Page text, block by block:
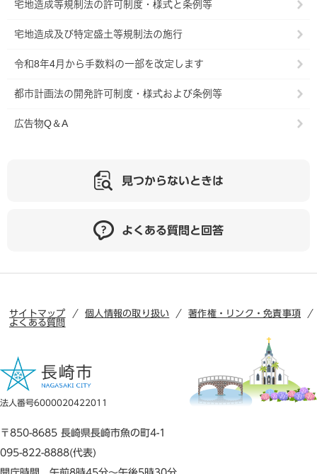
宅地造成等規制法の許可制度・様式と条例等
宅地造成及び特定盛土等規制法の施行
令和8年4月から手数料の一部を改定します
都市計画法の開発許可制度・様式および条例等
広告物Q＆A
見つからないときは
よくある質問と回答
サイトマップ 個人情報の取り扱い
著作権・リンク・免責事項
よくある質問
法人番号6000020422011
〒850-8685 長崎県長崎市魚の町4-1
095-822-8888(代表)